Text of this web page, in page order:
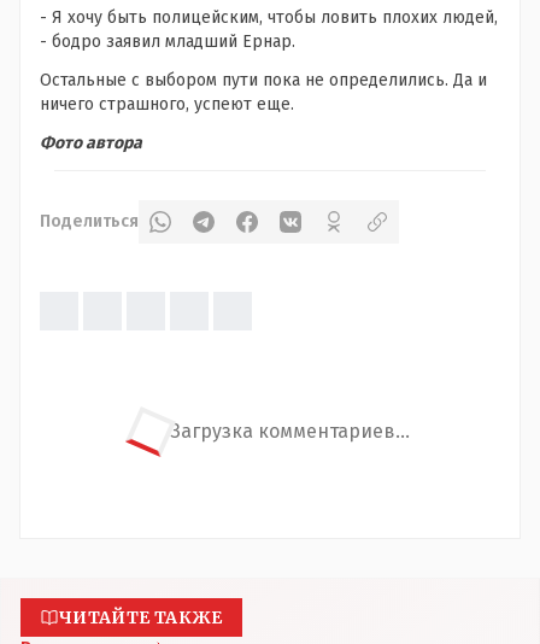
- Я хочу быть полицейским, чтобы ловить плохих людей,
- бодро заявил младший Ернар.
Остальные с выбором пути пока не определились. Да и
ничего страшного, успеют еще.
Фото автора
Поделиться
Загрузка комментариев...
ЧИТАЙТЕ ТАКЖЕ